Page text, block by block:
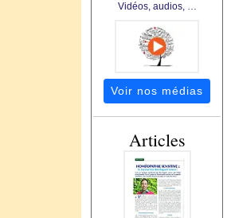
Vidéos, audios, …
Voir nos médias
Articles